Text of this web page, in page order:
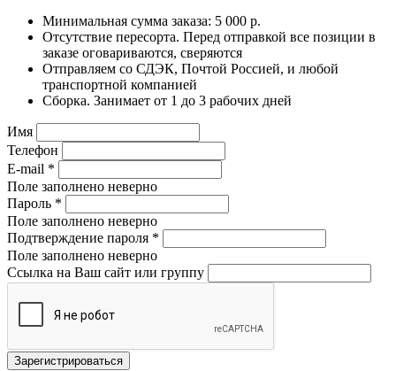
Минимальная сумма заказа: 5 000 р.
Отсутствие пересорта. Перед отправкой все позиции в
заказе оговариваются, сверяются
Отправляем со СДЭК, Почтой Россией, и любой
транспортной компанией
Сборка. Занимает от 1 до 3 рабочих дней
Имя
Телефон
E-mail *
Поле заполнено неверно
Пароль *
Поле заполнено неверно
Подтверждение пароля *
Поле заполнено неверно
Ссылка на Ваш сайт или группу